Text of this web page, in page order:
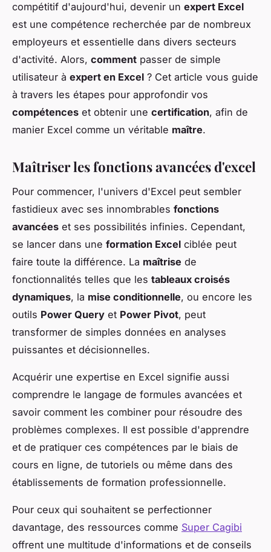
compétitif d'aujourd'hui, devenir un expert Excel
est une compétence recherchée par de nombreux
employeurs et essentielle dans divers secteurs
d'activité. Alors, comment passer de simple
utilisateur à expert en Excel ? Cet article vous guide
à travers les étapes pour approfondir vos
compétences et obtenir une certification, afin de
manier Excel comme un véritable maître.
Maîtriser les fonctions avancées d'excel
Pour commencer, l'univers d'Excel peut sembler
fastidieux avec ses innombrables fonctions
avancées et ses possibilités infinies. Cependant,
se lancer dans une formation Excel ciblée peut
faire toute la différence. La maîtrise de
fonctionnalités telles que les tableaux croisés
dynamiques, la mise conditionnelle, ou encore les
outils Power Query et Power Pivot, peut
transformer de simples données en analyses
puissantes et décisionnelles.
Acquérir une expertise en Excel signifie aussi
comprendre le langage de formules avancées et
savoir comment les combiner pour résoudre des
problèmes complexes. Il est possible d'apprendre
et de pratiquer ces compétences par le biais de
cours en ligne, de tutoriels ou même dans des
établissements de formation professionnelle.
Pour ceux qui souhaitent se perfectionner
davantage, des ressources comme Super Cagibi
offrent une multitude d'informations et de conseils